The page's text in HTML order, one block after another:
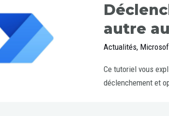
autre
Actualités,
Ce tutoriel vous
déclenchement et